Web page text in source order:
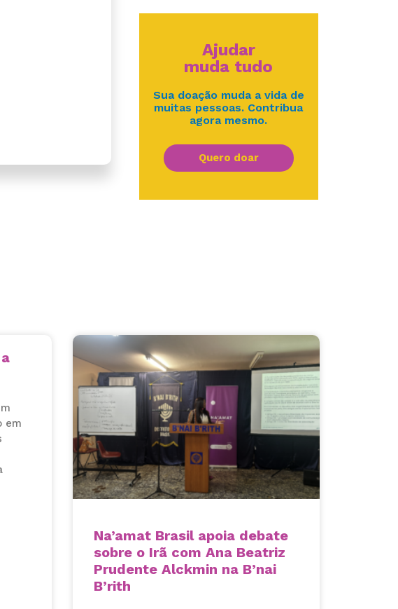
Ajudar
muda tudo
Sua doação muda a vida de
muitas pessoas. Contribua
agora mesmo.
Quero doar
em
Na’amat Brasil apoia debate
sobre o Irã com Ana Beatriz
Prudente Alckmin na B’nai
B’rith